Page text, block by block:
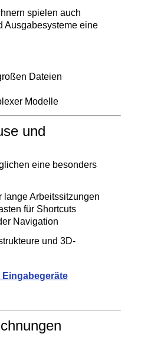
spielen auch
Ausgabesysteme eine
Dateien
Modelle
und
eine besonders
lange Arbeitssitzungen
für Shortcuts
Navigation
und 3D-